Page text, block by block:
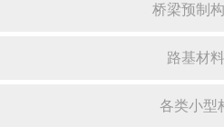
桥梁预制
路基材
各类小型